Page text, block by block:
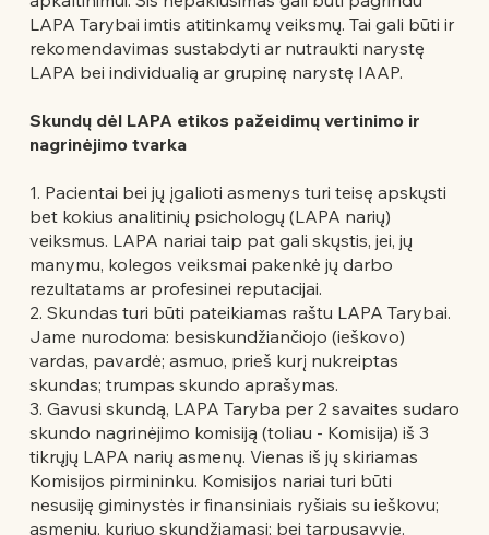
LAPA Tarybai imtis atitinkamų veiksmų. Tai gali būti ir
rekomendavimas sustabdyti ar nutraukti narystę
LAPA bei individualią ar grupinę narystę IAAP.
Skundų dėl LAPA etikos pažeidimų vertinimo ir
nagrinėjimo tvarka
1. Pacientai bei jų įgalioti asmenys turi teisę apskųsti
bet kokius analitinių psichologų (LAPA narių)
veiksmus. LAPA nariai taip pat gali skųstis, jei, jų
manymu, kolegos veiksmai pakenkė jų darbo
rezultatams ar profesinei reputacijai.
2. Skundas turi būti pateikiamas raštu LAPA Tarybai.
Jame nurodoma: besiskundžiančiojo (ieškovo)
vardas, pavardė; asmuo, prieš kurį nukreiptas
skundas; trumpas skundo aprašymas.
3. Gavusi skundą, LAPA Taryba per 2 savaites sudaro
skundo nagrinėjimo komisiją (toliau - Komisija) iš 3
tikrųjų LAPA narių asmenų. Vienas iš jų skiriamas
Komisijos pirmininku. Komisijos nariai turi būti
nesusiję giminystės ir finansiniais ryšiais su ieškovu;
asmeniu, kuriuo skundžiamasi; bei tarpusavyje.